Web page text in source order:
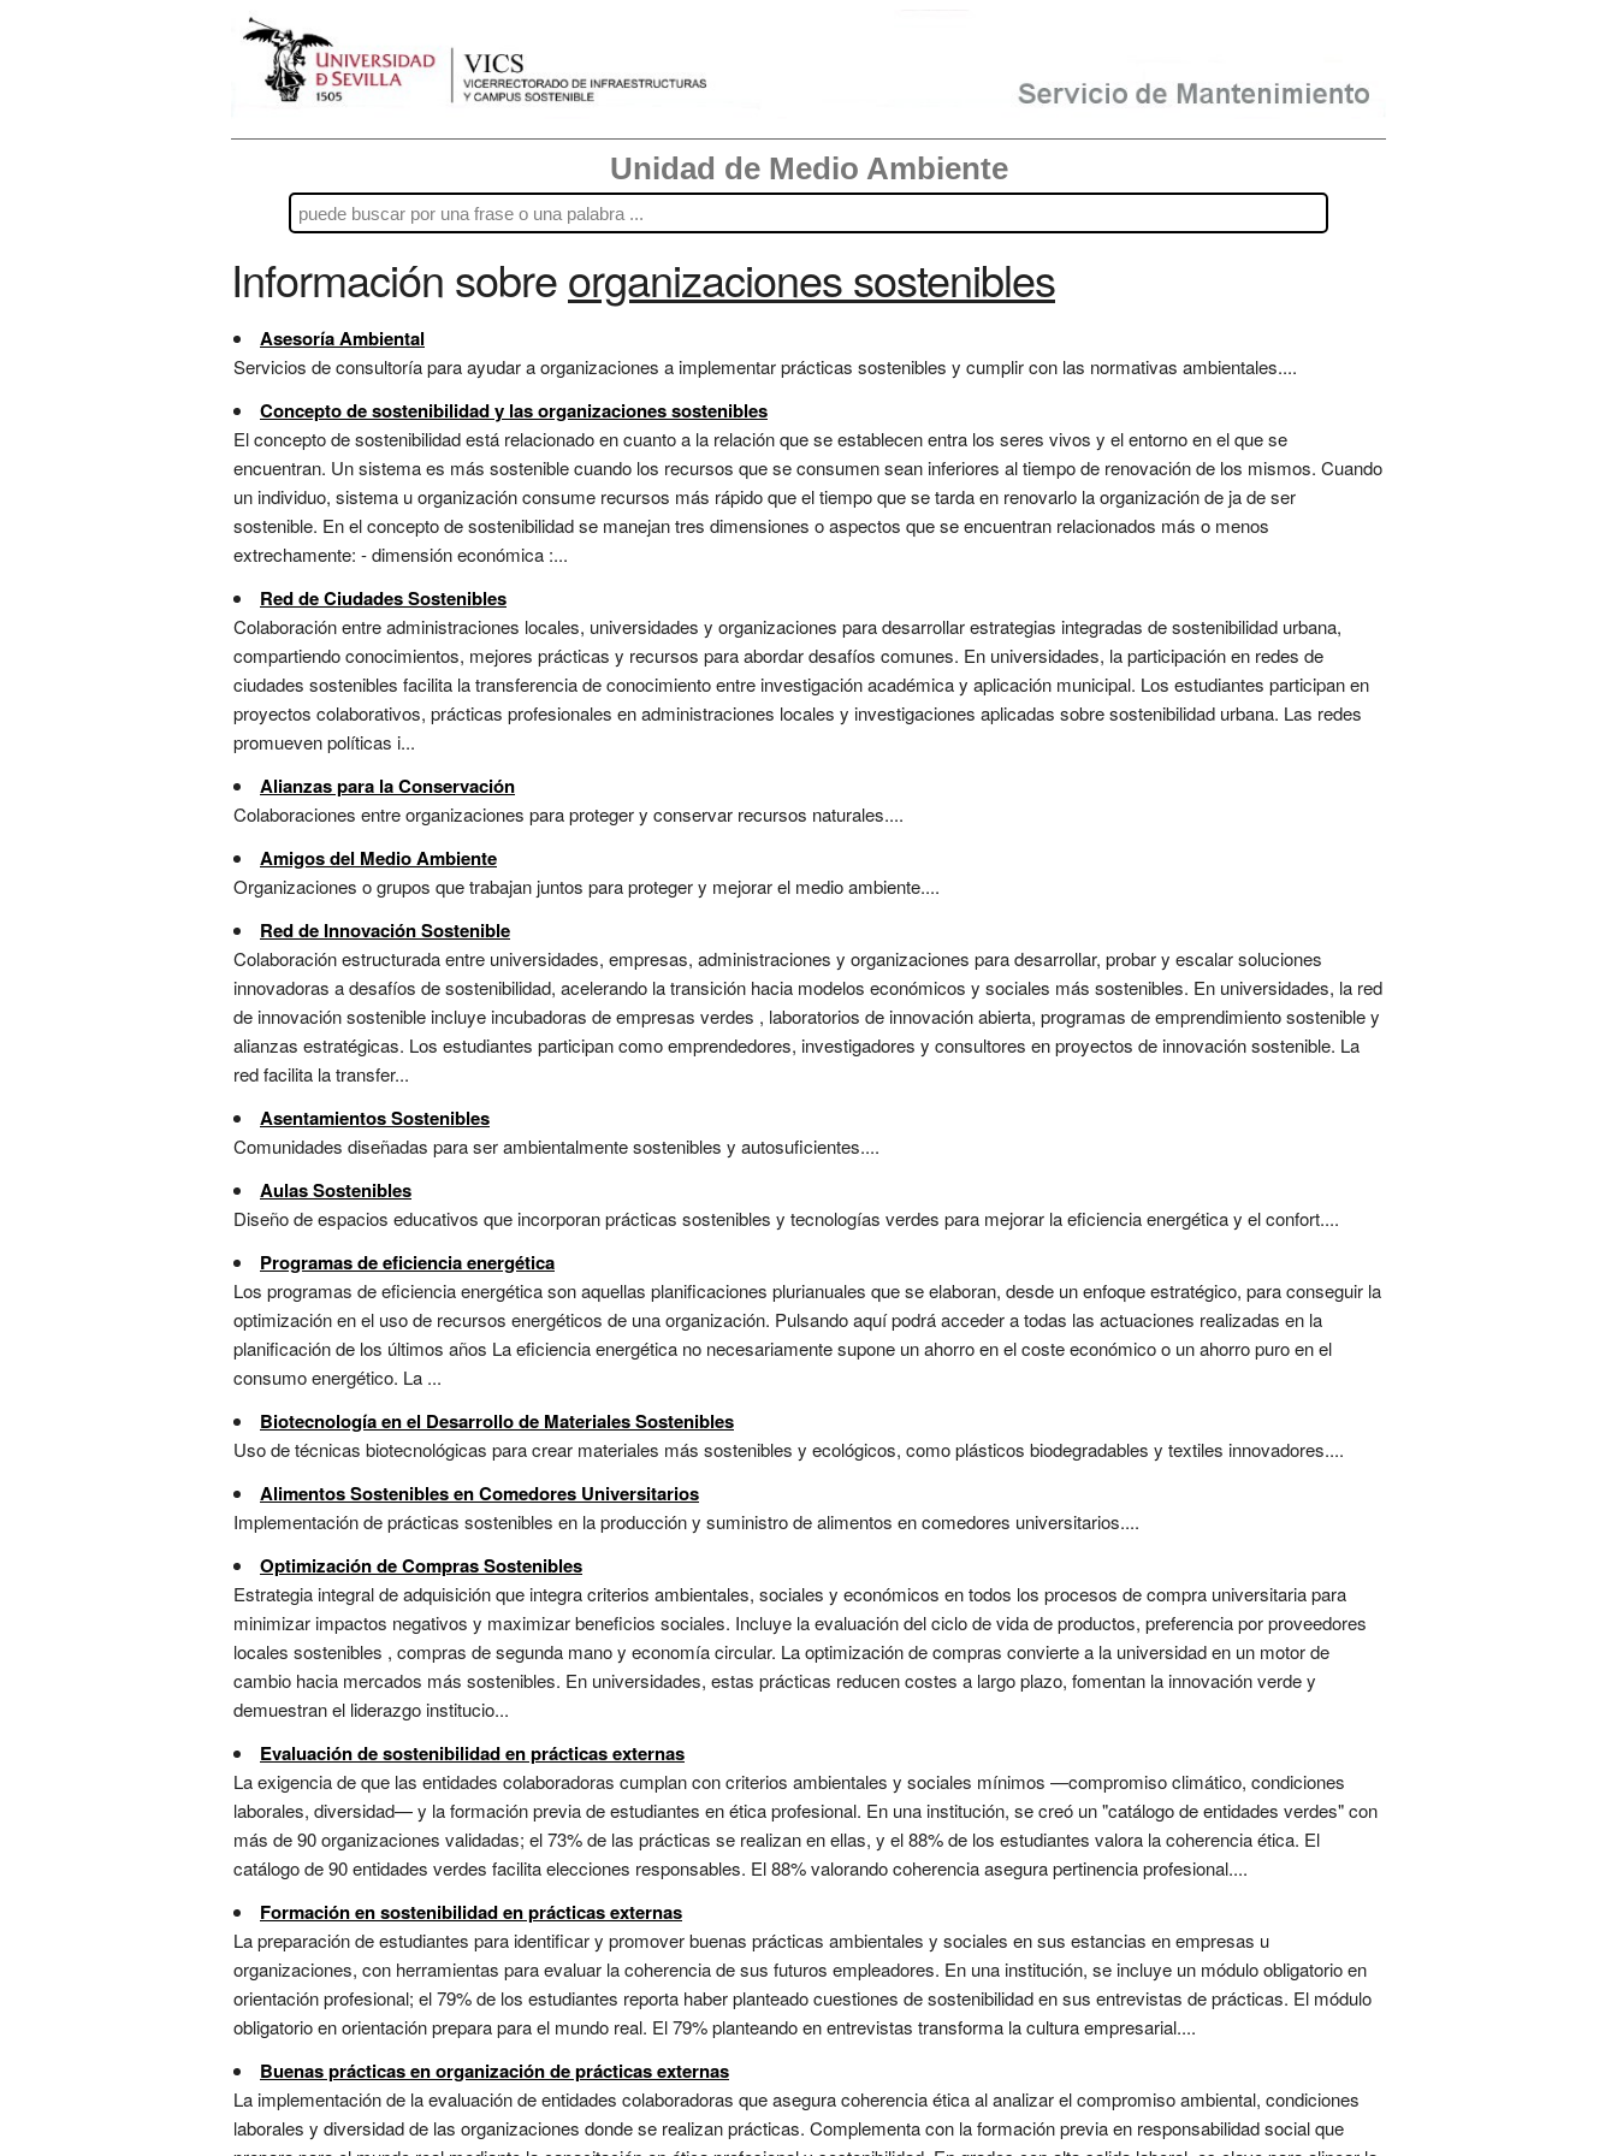
Unidad de Medio Ambiente
Información sobreorganizaciones sostenibles
Asesoría Ambiental
Servicios de consultoría para ayudar a organizaciones a implementar prácticas sostenibles y cumplir con las normativas ambientales....
Concepto de sostenibilidad y las organizaciones sostenibles
El concepto de sostenibilidad está relacionado en cuanto a la relación que se establecen entra los seres vivos y el entorno en el que se
encuentran. Un sistema es más sostenible cuando los recursos que se consumen sean inferiores al tiempo de renovación de los mismos. Cuando
un individuo, sistema u organización consume recursos más rápido que el tiempo que se tarda en renovarlo la organización de ja de ser
sostenible. En el concepto de sostenibilidad se manejan tres dimensiones o aspectos que se encuentran relacionados más o menos
extrechamente: - dimensión económica :...
Red de Ciudades Sostenibles
Colaboración entre administraciones locales, universidades y organizaciones para desarrollar estrategias integradas de sostenibilidad urbana,
compartiendo conocimientos, mejores prácticas y recursos para abordar desafíos comunes. En universidades, la participación en redes de
ciudades sostenibles facilita la transferencia de conocimiento entre investigación académica y aplicación municipal. Los estudiantes participan en
proyectos colaborativos, prácticas profesionales en administraciones locales y investigaciones aplicadas sobre sostenibilidad urbana. Las redes
promueven políticas i...
Alianzas para la Conservación
Colaboraciones entre organizaciones para proteger y conservar recursos naturales....
Amigos del Medio Ambiente
Organizaciones o grupos que trabajan juntos para proteger y mejorar el medio ambiente....
Red de Innovación Sostenible
Colaboración estructurada entre universidades, empresas, administraciones y organizaciones para desarrollar, probar y escalar soluciones
innovadoras a desafíos de sostenibilidad, acelerando la transición hacia modelos económicos y sociales más sostenibles. En universidades, la red
de innovación sostenible incluye incubadoras de empresas verdes , laboratorios de innovación abierta, programas de emprendimiento sostenible y
alianzas estratégicas. Los estudiantes participan como emprendedores, investigadores y consultores en proyectos de innovación sostenible. La
red facilita la transfer...
Asentamientos Sostenibles
Comunidades diseñadas para ser ambientalmente sostenibles y autosuficientes....
Aulas Sostenibles
Diseño de espacios educativos que incorporan prácticas sostenibles y tecnologías verdes para mejorar la eficiencia energética y el confort....
Programas de eficiencia energética
Los programas de eficiencia energética son aquellas planificaciones plurianuales que se elaboran, desde un enfoque estratégico, para conseguir la
optimización en el uso de recursos energéticos de una organización. Pulsando aquí podrá acceder a todas las actuaciones realizadas en la
planificación de los últimos años La eficiencia energética no necesariamente supone un ahorro en el coste económico o un ahorro puro en el
consumo energético. La ...
Biotecnología en el Desarrollo de Materiales Sostenibles
Uso de técnicas biotecnológicas para crear materiales más sostenibles y ecológicos, como plásticos biodegradables y textiles innovadores....
Alimentos Sostenibles en Comedores Universitarios
Implementación de prácticas sostenibles en la producción y suministro de alimentos en comedores universitarios....
Optimización de Compras Sostenibles
Estrategia integral de adquisición que integra criterios ambientales, sociales y económicos en todos los procesos de compra universitaria para
minimizar impactos negativos y maximizar beneficios sociales. Incluye la evaluación del ciclo de vida de productos, preferencia por proveedores
locales sostenibles , compras de segunda mano y economía circular. La optimización de compras convierte a la universidad en un motor de
cambio hacia mercados más sostenibles. En universidades, estas prácticas reducen costes a largo plazo, fomentan la innovación verde y
demuestran el liderazgo institucio...
Evaluación de sostenibilidad en prácticas externas
La exigencia de que las entidades colaboradoras cumplan con criterios ambientales y sociales mínimos —compromiso climático, condiciones
laborales, diversidad— y la formación previa de estudiantes en ética profesional. En una institución, se creó un "catálogo de entidades verdes" con
más de 90 organizaciones validadas; el 73% de las prácticas se realizan en ellas, y el 88% de los estudiantes valora la coherencia ética. El
catálogo de 90 entidades verdes facilita elecciones responsables. El 88% valorando coherencia asegura pertinencia profesional....
Formación en sostenibilidad en prácticas externas
La preparación de estudiantes para identificar y promover buenas prácticas ambientales y sociales en sus estancias en empresas u
organizaciones, con herramientas para evaluar la coherencia de sus futuros empleadores. En una institución, se incluye un módulo obligatorio en
orientación profesional; el 79% de los estudiantes reporta haber planteado cuestiones de sostenibilidad en sus entrevistas de prácticas. El módulo
obligatorio en orientación prepara para el mundo real. El 79% planteando en entrevistas transforma la cultura empresarial....
Buenas prácticas en organización de prácticas externas
La implementación de la evaluación de entidades colaboradoras que asegura coherencia ética al analizar el compromiso ambiental, condiciones
laborales y diversidad de las organizaciones donde se realizan prácticas. Complementa con la formación previa en responsabilidad social que